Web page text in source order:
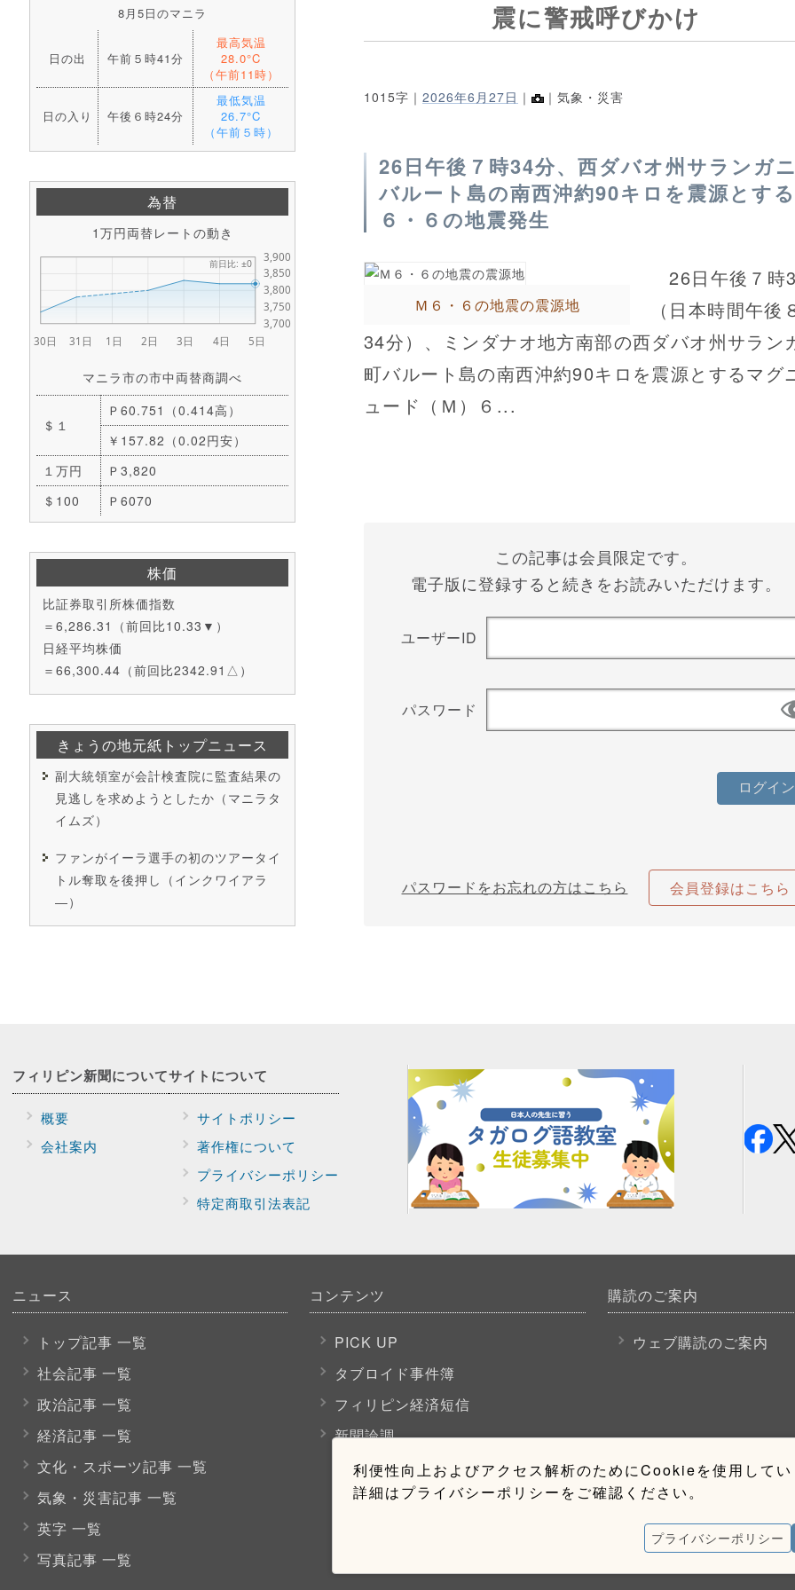
8月5日のマニラ
日の出 午前５時41分
最高気温
28.0°C
（午前11時）
日の入り 午後６時24分
最低気温
26.7°C
（午前５時）
為替
1万円両替レートの動き
マニラ市の市中両替商調べ
＄１
Ｐ60.751（0.414高）
￥157.82（0.02円安）
１万円
Ｐ3,820
＄100
Ｐ6070
株価
比証券取引所株価指数
＝6,286.31（前回比10.33▼）
日経平均株価
＝66,300.44（前回比2342.91△）
きょうの地元紙トップニュース
副大統領室が会計検査院に監査結果の
見逃しを求めようとしたか（マニラタ
イムズ）
ファンがイーラ選手の初のツアータイ
トル奪取を後押し（インクワイアラ
―）
震に警戒呼びかけ
1015字｜ 2026年6月27日 ｜ ｜気象・災害
26日午後７時34分、西ダバオ州サランガ
バルート島の南西沖約90キロを震源とす
６・６の地震発生
Ｍ６・６の地震の震源地
26日午後７時
（日本時間午後
34分）、ミンダナオ地方南部の西ダバオ州サラン
町バルート島の南西沖約90キロを震源とするマグ
ュード（Ｍ）６...
この記事は会員限定です。
電子版に登録すると続きをお読みいただけます。
ユーザーID
パスワード
パスワードをお忘れの方はこちら 会員登録はこちら
利便性向上およびアクセス解析のためにCookieを使用して
詳細はプライバシーポリシーをご確認ください。
プライバシーポリシー
フィリピン新聞について
概要
会社案内
サイトについて
サイトポリシー
著作権について
プライバシーポリシー
特定商取引法表記
ニュース
トップ記事 一覧
社会記事 一覧
政治記事 一覧
経済記事 一覧
文化・スポーツ記事 一覧
気象・災害記事 一覧
英字 一覧
写真記事 一覧
コンテンツ
PICK UP
タブロイド事件簿
フィリピン経済短信
新聞論調
購読のご案内
ウェブ購読のご案内